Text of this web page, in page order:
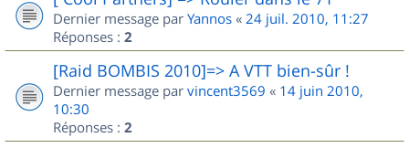
Dernier message par Yannos « 24 juil. 2010, 11:27
Réponses : 2
[Raid BOMBIS 2010]=> A VTT bien-sûr !
Dernier message par vincent3569 « 14 juin 2010,
10:30
Réponses : 2